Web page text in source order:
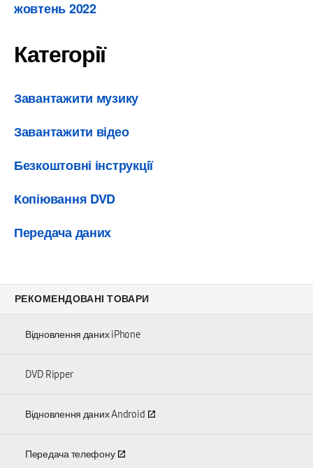
жовтень 2022
Категорії
Завантажити музику
Завантажити відео
Безкоштовні інструкції
Копіювання DVD
Передача даних
РЕКОМЕНДОВАНІ ТОВАРИ
Відновлення даних iPhone
DVD Ripper
Відновлення даних Android
Передача телефону